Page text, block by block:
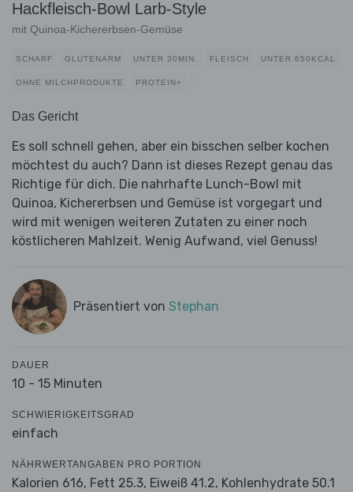
Hackfleisch-Bowl Larb-Style
mit Quinoa-Kichererbsen-Gemüse
SCHARF GLUTENARM UNTER 30MIN. FLEISCH UNTER 650KCAL
OHNE MILCHPRODUKTE PROTEIN+
Das Gericht
Es soll schnell gehen, aber ein bisschen selber kochen
möchtest du auch? Dann ist dieses Rezept genau das
Richtige für dich. Die nahrhafte Lunch-Bowl mit
Quinoa, Kichererbsen und Gemüse ist vorgegart und
wird mit wenigen weiteren Zutaten zu einer noch
köstlicheren Mahlzeit. Wenig Aufwand, viel Genuss!
Präsentiert von Stephan
DAUER
10 - 15 Minuten
SCHWIERIGKEITSGRAD
einfach
NÄHRWERTANGABEN PRO PORTION
Kalorien 616, Fett 25.3, Eiweiß 41.2, Kohlenhydrate 50.1